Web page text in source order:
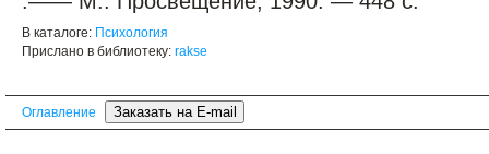
В каталоге: Психология
Прислано в библиотеку: rakse
Оглавление